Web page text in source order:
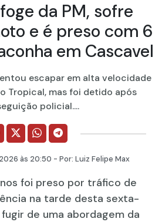
da PM, sofre
e é preso com 6
em Cascavel
escapar em alta velocidade
Tropical, mas foi detido após
policial....
às 20:50 - Por: Luiz Felipe Max
foi preso por tráfico de
na tarde desta sexta-
de uma abordagem da